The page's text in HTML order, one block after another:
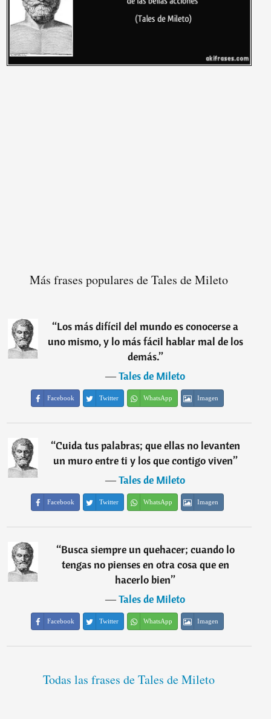
Más frases populares de Tales de Mileto
“Los más difícil del mundo es conocerse a
uno mismo, y lo más fácil hablar mal de los
demás.”
―Tales de Mileto
Facebook Twitter WhatsApp Imagen
“Cuida tus palabras; que ellas no levanten
un muro entre ti y los que contigo viven”
―Tales de Mileto
Facebook Twitter WhatsApp Imagen
“Busca siempre un quehacer; cuando lo
tengas no pienses en otra cosa que en
hacerlo bien”
―Tales de Mileto
Facebook Twitter WhatsApp Imagen
Todas las frases de Tales de Mileto